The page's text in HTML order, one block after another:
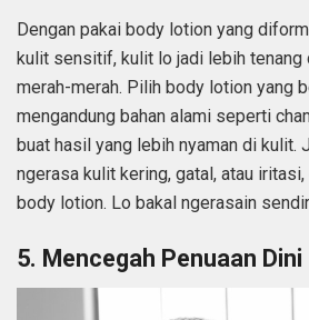
Dengan pakai body lotion yang
kulit sensitif, kulit lo jadi lebih tenang
merah-merah. Pilih body lotion yang
mengandung bahan alami seperti
buat hasil yang lebih nyaman di kulit.
ngerasa kulit kering, gatal, atau
body lotion. Lo bakal ngerasain
5. Mencegah Penuaan Dini